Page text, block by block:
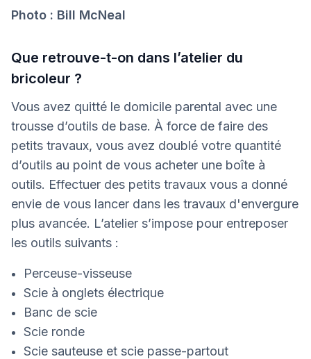
Photo : Bill McNeal
Que retrouve-t-on dans l’atelier du
bricoleur ?
Vous avez quitté le domicile parental avec une
trousse d’outils de base. À force de faire des
petits travaux, vous avez doublé votre quantité
d’outils au point de vous acheter une boîte à
outils. Effectuer des petits travaux vous a donné
envie de vous lancer dans les travaux d'envergure
plus avancée. L’atelier s’impose pour entreposer
les outils suivants :
Perceuse-visseuse
Scie à onglets électrique
Banc de scie
Scie ronde
Scie sauteuse et scie passe-partout